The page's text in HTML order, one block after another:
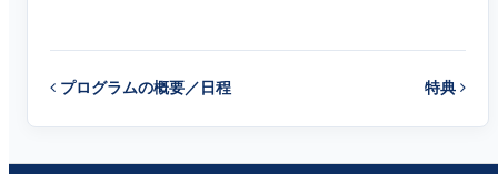
投
稿
プログラムの概要／日程 特典